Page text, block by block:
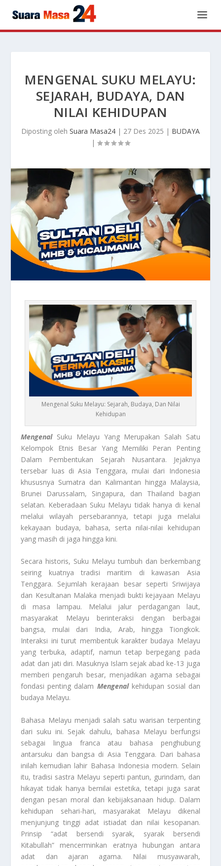
MENGENAL SUKU MELAYU:
SEJARAH, BUDAYA, DAN
NILAI KEHIDUPAN
Diposting oleh Suara Masa24 | 27 Des 2025 | BUDAYA
|
Mengenal Suku Melayu: Sejarah, Budaya, Dan Nilai
Kehidupan
MengenalSuku Melayu Yang Merupakan Salah Satu
Kelompok Etnis Besar Yang Memiliki Peran Penting
Dalam Pembentukan Sejarah Nusantara. Jejaknya
tersebar luas di Asia Tenggara, mulai dari Indonesia
khususnya Sumatra dan Kalimantan hingga Malaysia,
Brunei Darussalam, Singapura, dan Thailand bagian
selatan. Keberadaan Suku Melayu tidak hanya di kenal
melalui wilayah persebarannya, tetapi juga melalui
kekayaan budaya, bahasa, serta nilai-nilai kehidupan
yang masih di jaga hingga kini.
Secara historis, Suku Melayu tumbuh dan berkembang
seiring kuatnya tradisi maritim di kawasan Asia
Tenggara. Sejumlah kerajaan besar seperti Sriwijaya
dan Kesultanan Malaka menjadi bukti kejayaan Melayu
di masa lampau. Melalui jalur perdagangan laut,
masyarakat Melayu berinteraksi dengan berbagai
bangsa, mulai dari India, Arab, hingga Tiongkok.
Interaksi ini turut membentuk karakter budaya Melayu
yang terbuka, adaptif, namun tetap berpegang pada
adat dan jati diri. Masuknya Islam sejak abad ke-13 juga
memberi pengaruh besar, menjadikan agama sebagai
fondasi penting dalam Mengenalkehidupan sosial dan
budaya Melayu.
Bahasa Melayu menjadi salah satu warisan terpenting
dari suku ini. Sejak dahulu, bahasa Melayu berfungsi
sebagai lingua franca atau bahasa penghubung
antarsuku dan bangsa di Asia Tenggara. Dari bahasa
inilah kemudian lahir Bahasa Indonesia modern. Selain
itu, tradisi sastra Melayu seperti pantun, gurindam, dan
hikayat tidak hanya bernilai estetika, tetapi juga sarat
dengan pesan moral dan kebijaksanaan hidup. Dalam
kehidupan sehari-hari, masyarakat Melayu dikenal
menjunjung tinggi adat istiadat dan nilai kesopanan.
Prinsip “adat bersendi syarak, syarak bersendi
Kitabullah” mencerminkan eratnya hubungan antara
adat dan ajaran agama. Nilai musyawarah,